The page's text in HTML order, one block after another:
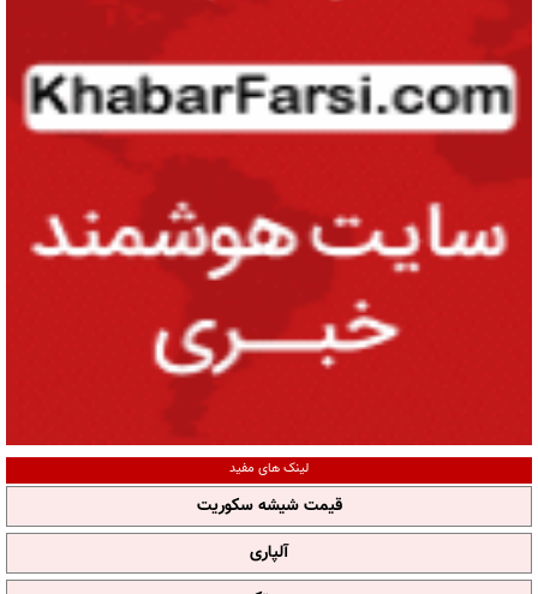
لینک های مفید
قیمت شیشه سکوریت
آلپاری